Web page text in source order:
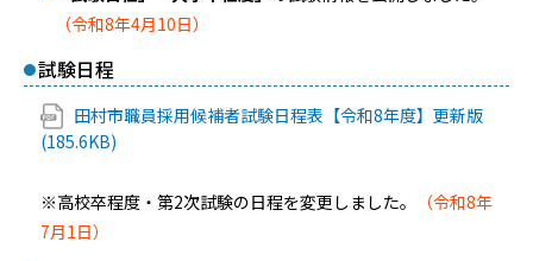
（令和8年4月10日）
試験日程
田村市職員採用候補者試験日程表【令和8年度】更新版
(185.6KB)
※高校卒程度・第2次試験の日程を変更しました。
（令和8年
7月1日）